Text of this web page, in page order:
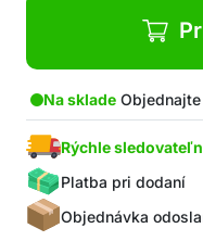
Na sklade
Rýchle
Platba pri dodaní
Objednávka